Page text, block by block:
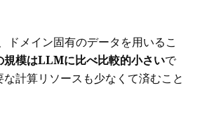
ドメイン固有のデータを用いるこ
規模はLLMに比べ比較的小さいで
計算リソースも少なくて済むこと